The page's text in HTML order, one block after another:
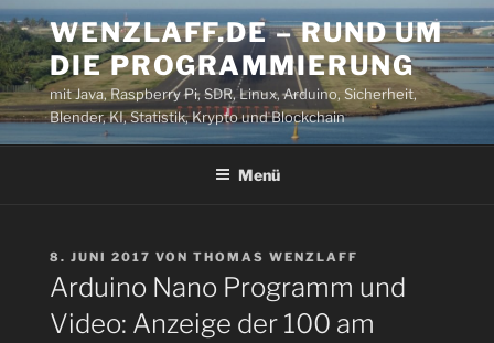
Zum
Inhalt
springen
WENZLAFF.DE – RUND UM
DIE PROGRAMMIERUNG
mit Java, Raspberry Pi, SDR, Linux, Arduino, Sicherheit,
Blender, KI, Statistik, Krypto und Blockchain
Menü
VERÖFFENTLICHT
AM
8. JUNI 2017 VON THOMAS WENZLAFF
Arduino Nano Programm und
Video: Anzeige der 100 am